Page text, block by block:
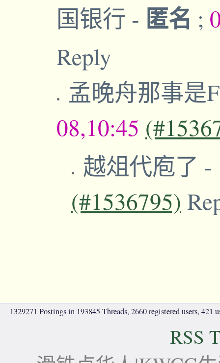
国银行 - 匿名 ;
Reply
孟晚舟那事是
08,10:45
越俎代庖了 -
(#1536795)
1329271 Postings in 193845 Threads, 2660 registered users, 421
RSS